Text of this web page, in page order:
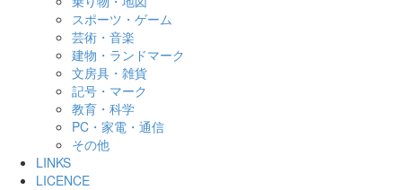
スポーツ・ゲーム
芸術・音楽
建物・ランドマーク
文房具・雑貨
記号・マーク
教育・科学
PC・家電・通信
その他
LINKS
LICENCE